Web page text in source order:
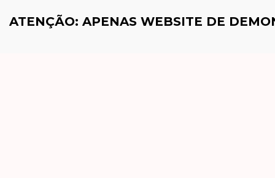
ATENÇÃO: APENAS WEBSITE DE